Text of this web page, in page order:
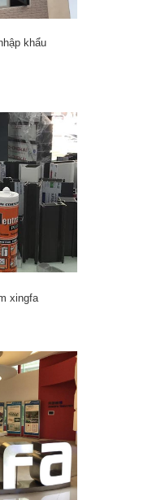
khẩu
xingfa